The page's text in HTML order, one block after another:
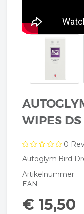
WIPES
0
Autoglym Bird
Artikelnummer
EAN
€ 15,50